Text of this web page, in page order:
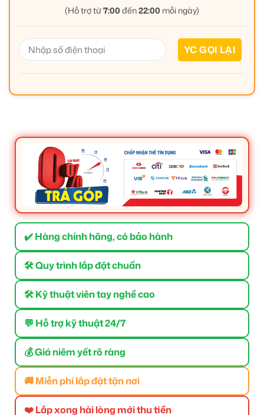
(Hỗ trợ từ7:00 đến22:00 mỗi ngày)
✔️ Hàng chính hãng, có bảo hành
🛠 Quy trình lắp đặt chuẩn
🛠 Kỹ thuật viên tay nghề cao
💬 Hỗ trợ kỹ thuật 24/7
💰 Giá niêm yết rõ ràng
🚚 Miễn phí lắp đặt tận nơi
❤️ Lắp xong hài lòng mới thu tiền